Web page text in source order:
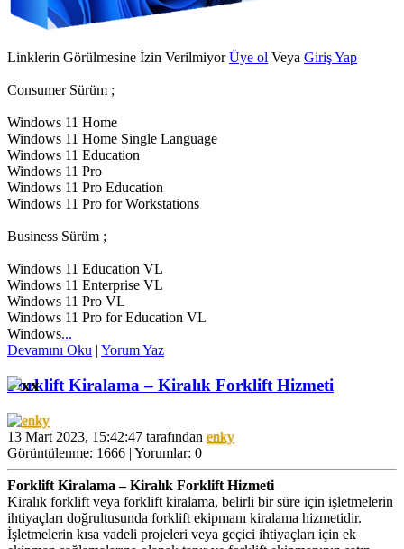
Linklerin Görülmesine İzin VerilmiyorÜye ol Veya Giriş Yap
Consumer Sürüm ;
Windows 11 Home
Windows 11 Home Single Language
Windows 11 Education
Windows 11 Pro
Windows 11 Pro Education
Windows 11 Pro for Workstations
Business Sürüm ;
Windows 11 Education VL
Windows 11 Enterprise VL
Windows 11 Pro VL
Windows 11 Pro for Education VL
Windows...
Devamını Oku | Yorum Yaz
Forklift Kiralama – Kiralık Forklift Hizmeti
13 Mart 2023, 15:42:47 tarafındanenky
Görüntülenme: 1666 | Yorumlar: 0
Forklift Kiralama – Kiralık Forklift Hizmeti
Kiralık forklift veya forklift kiralama, belirli bir süre için işletmelerin
ihtiyaçları doğrultusunda forklift ekipmanı kiralama hizmetidir.
İşletmelerin kısa vadeli projeleri veya geçici ihtiyaçları için ek